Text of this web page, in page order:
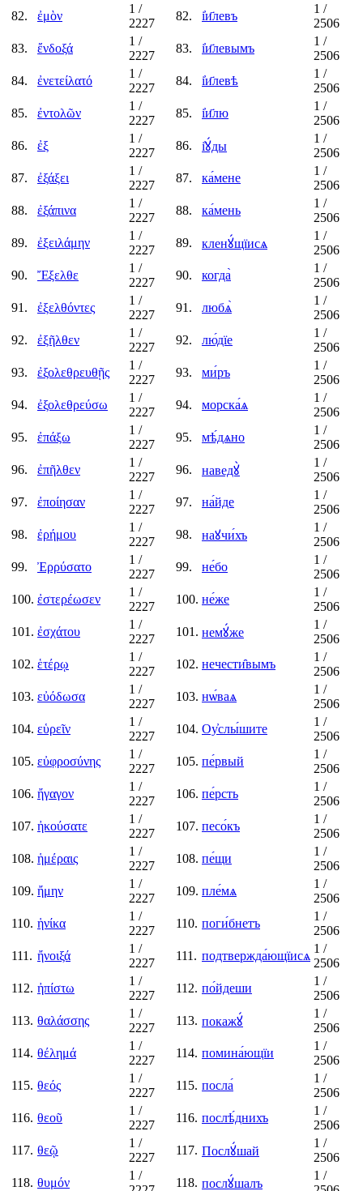
82.
ἐμὸν
1 /
2227
83.
ἔνδοξά
1 /
2227
84.
ἐνετείλατό
1 /
2227
85.
ἐντολῶν
1 /
2227
86.
ἐξ
1 /
2227
87.
ἐξάξει
1 /
2227
88.
ἐξάπινα
1 /
2227
89.
ἐξειλάμην
1 /
2227
90.
Ἔξελθε
1 /
2227
91.
ἐξελθόντες
1 /
2227
92.
ἐξῆλθεν
1 /
2227
93.
ἐξολεθρευθῇς
1 /
2227
94.
ἐξολεθρεύσω
1 /
2227
95.
ἐπάξω
1 /
2227
96.
ἐπῆλθεν
1 /
2227
97.
ἐποίησαν
1 /
2227
98.
ἐρήμου
1 /
2227
99.
Ἐρρύσατο
1 /
2227
100. ἐστερέωσεν
1 /
2227
101. ἐσχάτου
1 /
2227
102. ἑτέρῳ
1 /
2227
103. εὐόδωσα
1 /
2227
104. εὑρεῖν
1 /
2227
105. εὐφροσύνης
1 /
2227
106. ἤγαγον
1 /
2227
107. ἠκούσατε
1 /
2227
108. ἡμέραις
1 /
2227
109. ἤμην
1 /
2227
110. ἡνίκα
1 /
2227
111. ἤνοιξά
1 /
2227
112. ἠπίστω
1 /
2227
113. θαλάσσης
1 /
2227
114. θέλημά
1 /
2227
115. θεός
1 /
2227
116. θεοῦ
1 /
2227
117. θεῷ
1 /
2227
118. θυμόν
1 /
82.
і҆и҃левъ
1 /
2506
83.
і҆и҃левымъ
1 /
2506
84.
і҆и҃левѣ
1 /
2506
85.
і҆и҃лю
1 /
2506
86.
і҆ꙋ́ды
1 /
2506
87.
ка́мене
1 /
2506
88.
ка́мень
1 /
2506
89.
кленꙋ́щїисѧ
1 /
2506
90.
когда̀
1 /
2506
91.
любѧ̀
1 /
2506
92.
лю́дїе
1 /
2506
93.
ми́ръ
1 /
2506
94.
морска́ѧ
1 /
2506
95.
мѣ́дѧно
1 /
2506
96.
наведꙋ̀
1 /
2506
97.
на́йде
1 /
2506
98.
наꙋчи́хъ
1 /
2506
99.
не́бо
1 /
2506
100. не́же
1 /
2506
101. немꙋ́же
1 /
2506
102. нечести̑вымъ
1 /
2506
103. нѡ́ваѧ
1 /
2506
104. Оу҆слы́шите
1 /
2506
105. пе́рвый
1 /
2506
106. пе́рсть
1 /
2506
107. песо́къ
1 /
2506
108. пе́щи
1 /
2506
109. пле́мѧ
1 /
2506
110. поги́бнетъ
1 /
2506
111. подтвержда́ющїисѧ
1 /
2506
112. по́йдеши
1 /
2506
113. покажꙋ́
1 /
2506
114. помина́ющїи
1 /
2506
115. посла́
1 /
2506
116. послѣ́днихъ
1 /
2506
117. Послꙋ́шай
1 /
2506
118. послꙋ́шалъ
1 /